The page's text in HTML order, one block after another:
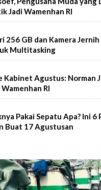
Jadi Wamenhan RI
256 GB dan Kamera Jernih
Multitasking
Kabinet Agustus: Norman
RI
Pakai Sepatu Apa? Ini 6
Buat 17 Agustusan